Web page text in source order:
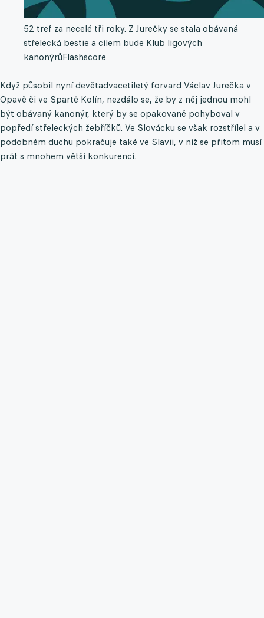
52 tref za necelé tři roky. Z Jurečky se stala obávaná
střelecká bestie a cílem bude Klub ligových
kanonýrůFlashscore
Když působil nyní devětadvacetiletý forvard Václav Jurečka v
Opavě či ve Spartě Kolín, nezdálo se, že by z něj jednou mohl
být obávaný kanonýr, který by se opakovaně pohyboval v
popředí střeleckých žebříčků. Ve Slovácku se však rozstřílel a v
podobném duchu pokračuje také ve Slavii, v níž se přitom musí
prát s mnohem větší konkurencí.